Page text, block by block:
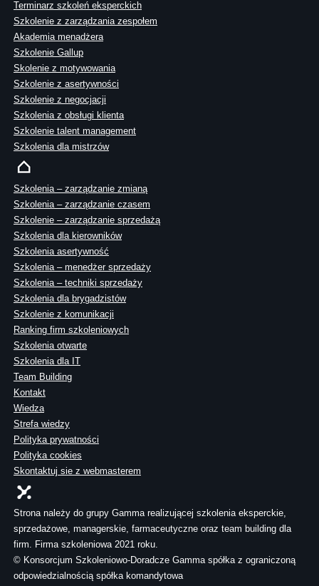
Terminarz szkoleń eksperckich
Szkolenie z zarządzania zespołem
Akademia menadżera
Szkolenie Gallup
Skolenie z motywowania
Szkolenie z asertywności
Szkolenie z negocjacji
Szkolenia z obsługi klienta
Szkolenie talent management
Szkolenia dla mistrzów
Szkolenia – zarządzanie zmianą
Szkolenia – zarządzanie czasem
Szkolenie – zarządzanie sprzedażą
Szkolenia dla kierowników
Szkolenia asertywność
Szkolenia – menedżer sprzedaży
Szkolenia – techniki sprzedaży
Szkolenia dla brygadzistów
Szkolenie z komunikacji
Ranking firm szkoleniowych
Szkolenia otwarte
Szkolenia dla IT
Team Building
Kontakt
Wiedza
Strefa wiedzy
Polityka prywatności
Polityka cookies
Skontaktuj sie z webmasterem
Strona należy do grupy Gamma realizującej szkolenia eksperckie,
sprzedażowe, managerskie, farmaceutyczne oraz team building dla
firm. Firma szkoleniowa 2021 roku.
© Konsorcjum Szkoleniowo-Doradcze Gamma spółka z ograniczoną
odpowiedzialnością spółka komandytowa